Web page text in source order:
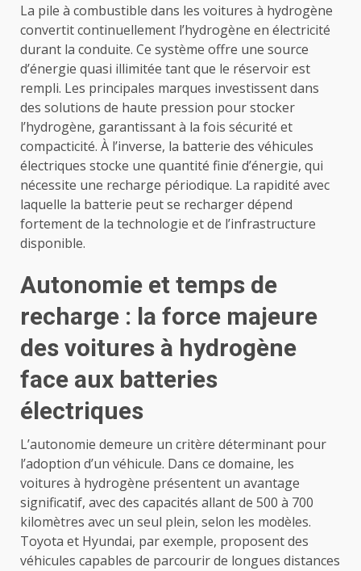
La pile à combustible dans les voitures à hydrogène
convertit continuellement l’hydrogène en électricité
durant la conduite. Ce système offre une source
d’énergie quasi illimitée tant que le réservoir est
rempli. Les principales marques investissent dans
des solutions de haute pression pour stocker
l’hydrogène, garantissant à la fois sécurité et
compacticité. À l’inverse, la batterie des véhicules
électriques stocke une quantité finie d’énergie, qui
nécessite une recharge périodique. La rapidité avec
laquelle la batterie peut se recharger dépend
fortement de la technologie et de l’infrastructure
disponible.
Autonomie et temps de
recharge : la force majeure
des voitures à hydrogène
face aux batteries
électriques
L’autonomie demeure un critère déterminant pour
l’adoption d’un véhicule. Dans ce domaine, les
voitures à hydrogène présentent un avantage
significatif, avec des capacités allant de 500 à 700
kilomètres avec un seul plein, selon les modèles.
Toyota et Hyundai, par exemple, proposent des
véhicules capables de parcourir de longues distances